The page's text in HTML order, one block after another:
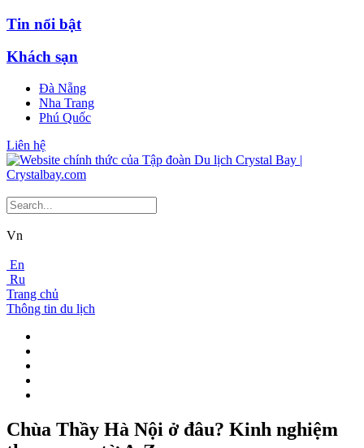
Tin nổi bật
Khách sạn
Đà Nẵng
Nha Trang
Phú Quốc
Liên hệ
Vn
En
Ru
Trang chủ
Thông tin du lịch
Chùa Thầy Hà Nội ở đâu? Kinh nghiệm